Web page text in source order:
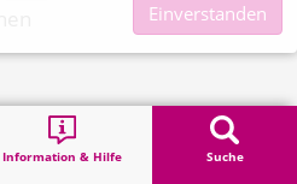
Information & Hilfe Suche
Einverstanden